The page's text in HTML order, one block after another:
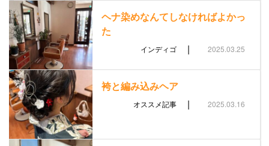
ヘナ染めなんてしなければよかっ
た
インディゴ | 2025.03.25
袴と編み込みヘア
オススメ記事 | 2025.03.16